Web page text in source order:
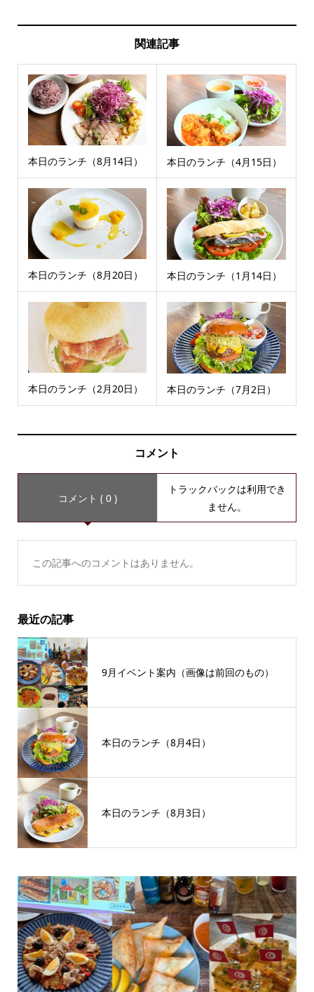
関連記事
本日のランチ（8月14日） 本日のランチ（4月15日）
本日のランチ（8月20日） 本日のランチ（1月14日）
本日のランチ（2月20日） 本日のランチ（7月2日）
コメント
コメント ( 0 )
トラックバックは利用でき
ません。
この記事へのコメントはありません。
最近の記事
9月イベント案内（画像は前回のもの）
本日のランチ（8月4日）
本日のランチ（8月3日）